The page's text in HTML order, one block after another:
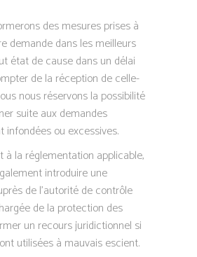
des mesures prises à
demande dans les meilleurs
état de cause dans un délai
de la réception de celle-
nous réservons la possibilité
suite aux demandes
infondées ou excessives.
à la réglementation applicable,
introduire une
de l’autorité de contrôle
de la protection des
un recours juridictionnel si
utilisées à mauvais escient.